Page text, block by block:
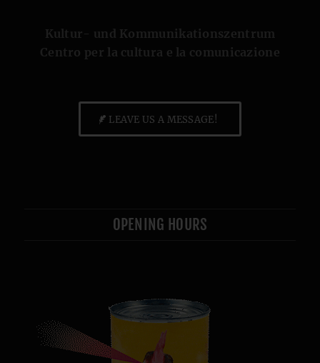
Kultur- und Kommunikationszentrum
Centro per la cultura e la comunicazione
LEAVE US A MESSAGE!
OPENING HOURS